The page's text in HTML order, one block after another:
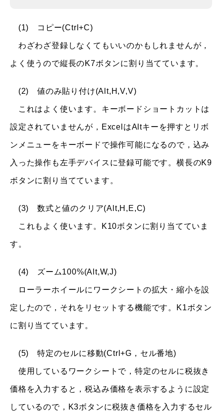
(1) コピー(Ctrl+C)
わざわざ登録しなくてもいいのかもしれませんが，
よく使うので縦長のK7ボタンに割り当てています。
(2) 値のみ貼り付け(Alt,H,V,V)
これはよく使います。キーボードショートカットは
設定されていませんが，ExcelはAltキーを押すとリボ
ンメニューをキーボードで操作可能になるので，込み
入った操作も左手デバイスに登録可能です。横長のK9
ボタンに割り当てています。
(3) 数式と値のクリア(Alt,H,E,C)
これもよく使います。K10ボタンに割り当てていま
す。
(4) ズーム100%(Alt,W,J)
ローラーホイールにワークシートの拡大・縮小を設
定したので，それをリセットする機能です。K1ボタン
に割り当てています。
(5) 特定のセルに移動(Ctrl+G，セル番地)
使用しているワークシートで，特定のセルに税抜き
価格を入力すると，税込み価格を表示するように設定
しているので，K3ボタンに税抜き価格を入力するセル